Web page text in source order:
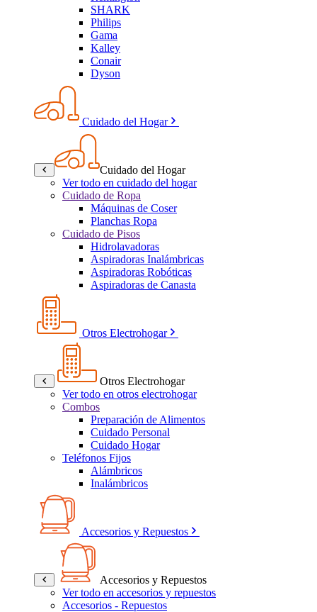
SHARK
Philips
Gama
Kalley
Conair
Dyson
Cuidado del Hogar
Cuidado del Hogar
Ver todo en cuidado del hogar
Cuidado de Ropa
Máquinas de Coser
Planchas Ropa
Cuidado de Pisos
Hidrolavadoras
Aspiradoras Inalámbricas
Aspiradoras Robóticas
Aspiradoras de Canasta
Otros Electrohogar
Otros Electrohogar
Ver todo en otros electrohogar
Combos
Preparación de Alimentos
Cuidado Personal
Cuidado Hogar
Teléfonos Fijos
Alámbricos
Inalámbricos
Accesorios y Repuestos
Accesorios y Repuestos
Ver todo en accesorios y repuestos
Accesorios - Repuestos